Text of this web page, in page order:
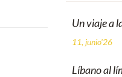
Un viaje a
11, junio'26
Líbano al